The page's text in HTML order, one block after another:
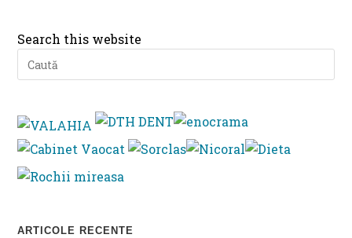
Search this website
ARTICOLE RECENTE